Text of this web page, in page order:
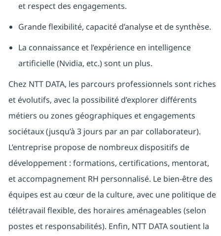
et respect des engagements.
Grande flexibilité, capacité d’analyse et de synthèse.
La connaissance et l’expérience en intelligence
artificielle (Nvidia, etc.) sont un plus.
Chez NTT DATA, les parcours professionnels sont riches
et évolutifs, avec la possibilité d’explorer différents
métiers ou zones géographiques et engagements
sociétaux (jusqu’à 3 jours par an par collaborateur).
L’entreprise propose de nombreux dispositifs de
développement : formations, certifications, mentorat,
et accompagnement RH personnalisé. Le bien-être des
équipes est au cœur de la culture, avec une politique de
télétravail flexible, des horaires aménageables (selon
postes et responsabilités). Enfin, NTT DATA soutient la